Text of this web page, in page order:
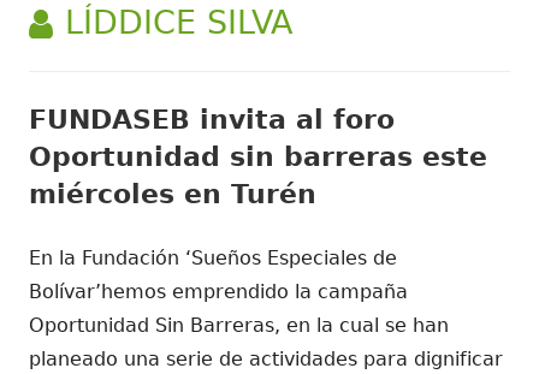
AUTOR:
LÍDDICE SILVA
FUNDASEB invita al foro
Oportunidad sin barreras este
miércoles en Turén
En la Fundación ‘Sueños Especiales de
Bolívar’hemos emprendido la campaña
Oportunidad Sin Barreras, en la cual se han
planeado una serie de actividades para dignificar